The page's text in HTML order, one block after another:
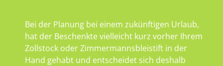
Bei der Planung bei einem zukünftigen Urlaub,
hat der Beschenkte vielleicht kurz vorher Ihrem
Zollstock oder Zimmermannsbleistift in der
Hand gehabt und entscheidet sich deshalb